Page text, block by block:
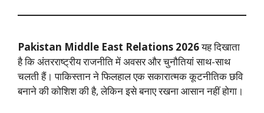
Pakistan Middle East Relations 2026यह दिखाता
है कि अंतरराष्ट्रीय राजनीति में अवसर और चुनौतियां साथ-साथ
चलती हैं। पाकिस्तान ने फिलहाल एक सकारात्मक कूटनीतिक छवि
बनाने की कोशिश की है, लेकिन इसे बनाए रखना आसान नहीं होगा।